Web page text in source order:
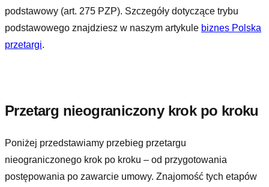
podstawowy (art. 275 PZP). Szczegóły dotyczące trybu
podstawowego znajdziesz w naszym artykule biznes Polska
przetargi.
Przetarg nieograniczony krok po kroku
Poniżej przedstawiamy przebieg przetargu
nieograniczonego krok po kroku – od przygotowania
postępowania po zawarcie umowy. Znajomość tych etapów